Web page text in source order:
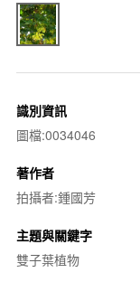
識別資訊
圖檔:0034046
著作者
拍攝者:鍾國芳
主題與關鍵字
雙子葉植物